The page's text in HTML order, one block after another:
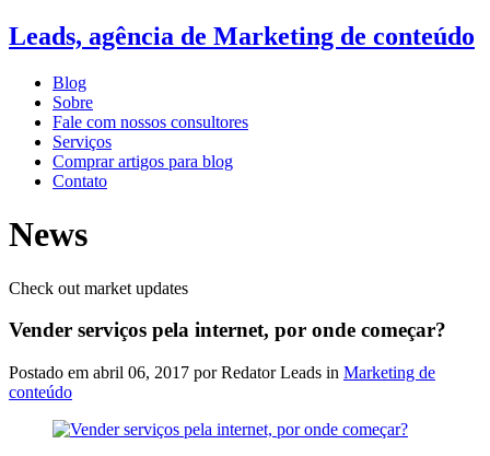
Leads, agência de Marketing de conteúdo
Blog
Sobre
Fale com nossos consultores
Serviços
Comprar artigos para blog
Contato
News
Check out market updates
Vender serviços pela internet, por onde começar?
Postado em abril 06, 2017 por Redator Leads in Marketing de
conteúdo